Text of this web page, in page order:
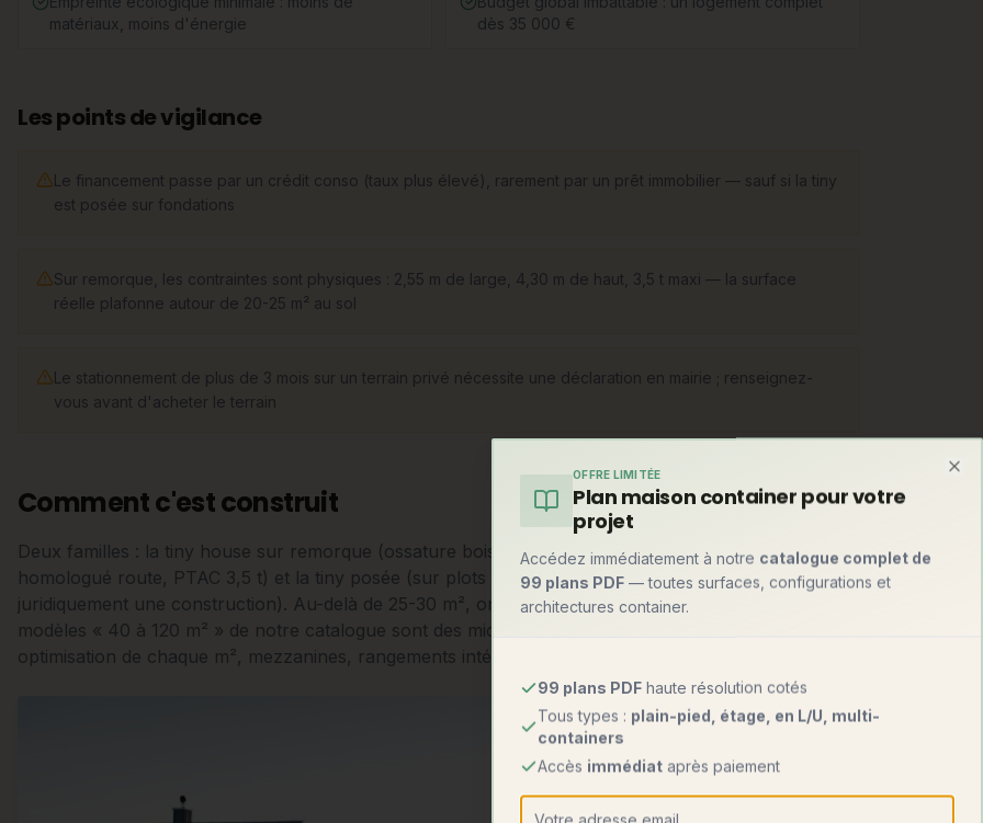
matériaux, moins d'énergie
dès 35 000 €
Les points de vigilance
Le financement passe par un crédit conso (taux plus élevé), rarement par un prêt immobilier — sauf si la tiny
est posée sur fondations
Sur remorque, les contraintes sont physiques : 2,55 m de large, 4,30 m de haut, 3,5 t maxi — la surface
réelle plafonne autour de 20-25 m² au sol
Le stationnement de plus de 3 mois sur un terrain privé nécessite une déclaration en mairie ; renseignez-
vous avant d'acheter le terrain
Comment c'est construit
Deux familles : la tiny house sur remorque (ossature bois légère sur châssis double essieu
homologué route, PTAC 3,5 t) et la tiny posée (sur plots ou fondations légères, qui devient
juridiquement une construction). Au-delà de 25-30 m², on bascule vers la petite maison bois : les
modèles « 40 à 120 m² » de notre catalogue sont des micro-maisons fixes inspirées de l'esprit tiny —
optimisation de chaque m², mezzanines, rangements intégrés.
OFFRE LIMITÉE
Plan maison container pour votre
projet
Accédez immédiatement à notre catalogue complet de
99 plans PDF — toutes surfaces, configurations et
architectures container.
99 plans PDF haute résolution cotés
Tous types : plain-pied, étage, en L/U, multi-
containers
Accès immédiat après paiement